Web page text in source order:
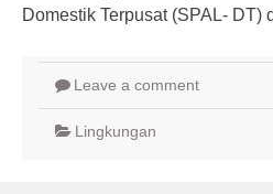
Domestik Terpusat (SPAL- DT)
Leave a comment
Lingkungan